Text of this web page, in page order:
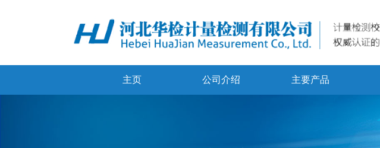
主页 公司介绍 主要产品